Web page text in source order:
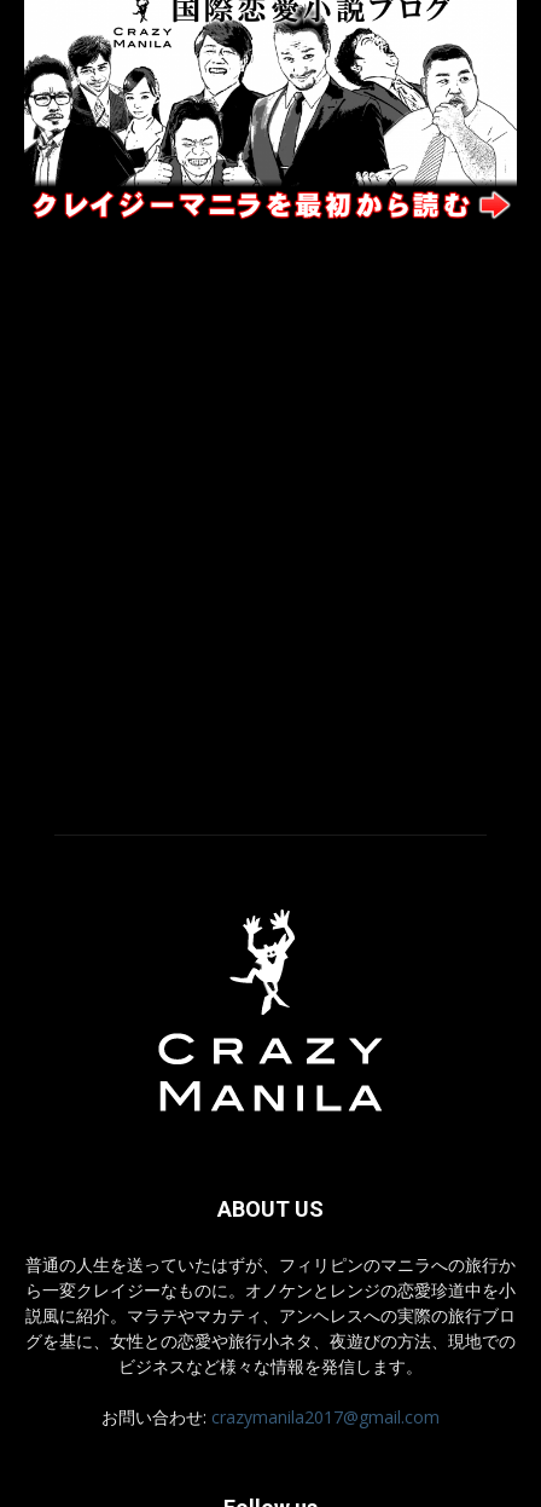
ABOUT US
普通の人生を送っていたはずが、フィリピンのマニラへの旅行か
ら一変クレイジーなものに。オノケンとレンジの恋愛珍道中を小
説風に紹介。マラテやマカティ、アンヘレスへの実際の旅行ブロ
グを基に、女性との恋愛や旅行小ネタ、夜遊びの方法、現地での
ビジネスなど様々な情報を発信します。
お問い合わせ: crazymanila2017@gmail.com